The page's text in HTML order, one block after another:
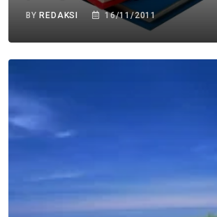
BYREDAKSI 16/11/2011